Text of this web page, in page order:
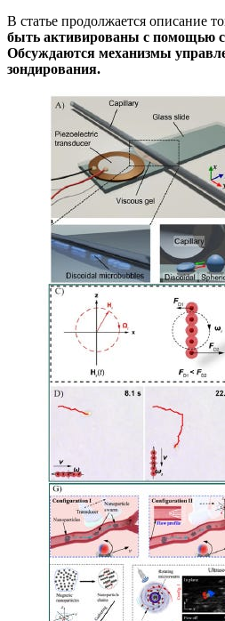
В статье продолжается описание
быть активированы с помощью
Обсуждаются механизмы
зондирования.